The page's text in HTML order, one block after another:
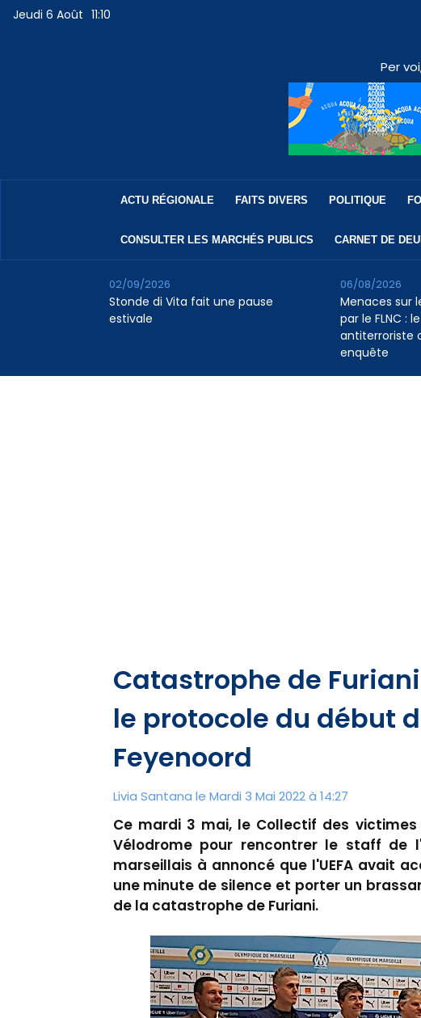
Jeudi 6 Août 11:10
Per
ACTU RÉGIONALE FAITS DIVERS POLITIQUE
CONSULTER LES MARCHÉS PUBLICS CARNET DE
Stonde di Vita fait une pause
estivale
02/09/2026
Menaces sur
par le FLNC :
antiterroriste
enquête
06/08/2026
Catastrophe de Furiani
le protocole du début
Feyenoord
Livia Santana le Mardi 3 Mai 2022 à 14:27
Ce mardi 3 mai, le Collectif des
Vélodrome pour rencontrer le staff de
marseillais à annoncé que l'UEFA avait
une minute de silence et porter un
de la catastrophe de Furiani.